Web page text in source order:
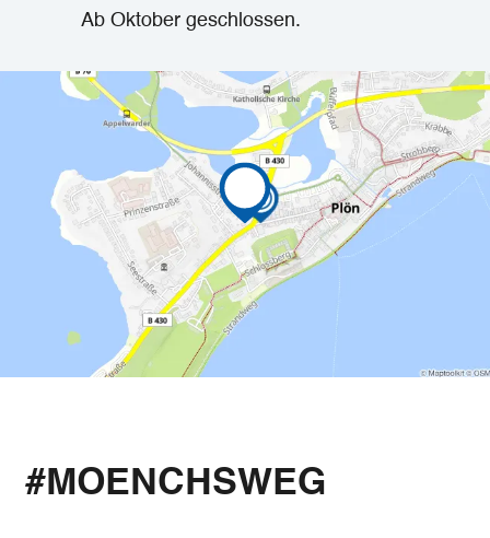
Ab Oktober geschlossen.
#MOENCHSWEG